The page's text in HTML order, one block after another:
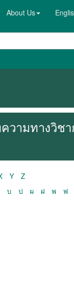
About Us
วามทางวิช
Y
Z
บ ป ผ ฝ พ ฟ